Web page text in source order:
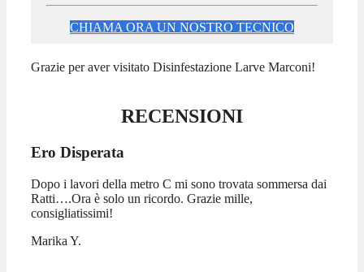
CHIAMA ORA UN NOSTRO TECNICO
Grazie per aver visitato Disinfestazione Larve Marconi!
RECENSIONI
Ero Disperata
Dopo i lavori della metro C mi sono trovata sommersa dai
Ratti….Ora è solo un ricordo. Grazie mille,
consigliatissimi!
Marika Y.